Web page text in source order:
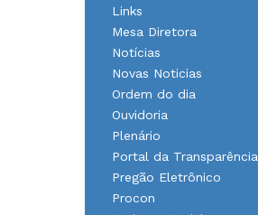
Links
Mesa Diretora
Notícias
Novas Noticias
Ordem do dia
Ouvidoria
Plenário
Portal da Transparência
Pregão Eletrônico
Procon